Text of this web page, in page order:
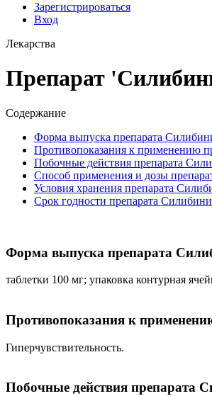
Зарегистрироваться
Вход
Лекарства
Препарат
Содержание
Форма выпуска препарата
Противопоказания к применению
Побочные действия препарата
Способ применения и дозы
Условия хранения препарата
Срок годности препарата
Форма выпуска препарата
таблетки 100 мг; упаковка контурная
Противопоказания к
Гиперчувствительность.
Побочные действия препарата